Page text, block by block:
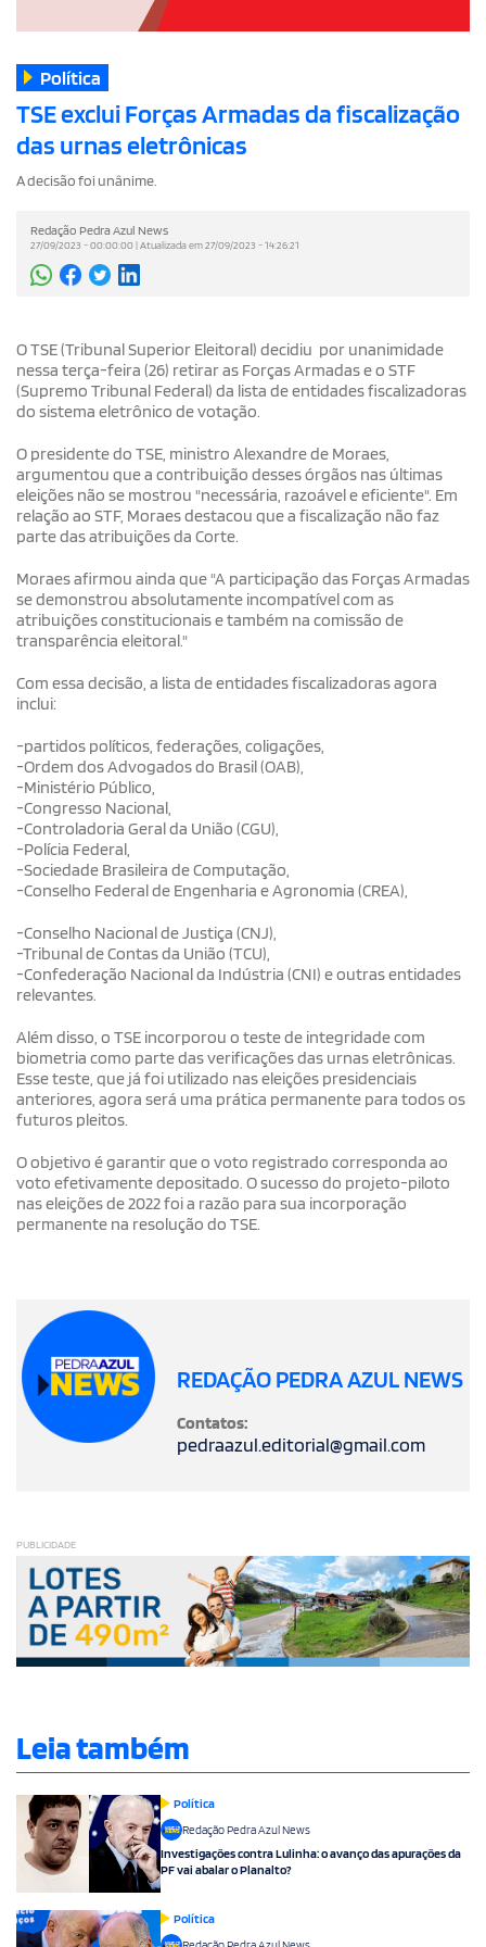
Política
TSE exclui Forças Armadas da fiscalização
das urnas eletrônicas
A decisão foi unânime.
Redação Pedra Azul News
27/09/2023 - 00:00:00 | Atualizada em 27/09/2023 - 14:26:21
O TSE (Tribunal Superior Eleitoral) decidiu por unanimidade
nessa terça-feira (26) retirar as Forças Armadas e o STF
(Supremo Tribunal Federal) da lista de entidades fiscalizadoras
do sistema eletrônico de votação.
O presidente do TSE, ministro Alexandre de Moraes,
argumentou que a contribuição desses órgãos nas últimas
eleições não se mostrou "necessária, razoável e eficiente". Em
relação ao STF, Moraes destacou que a fiscalização não faz
parte das atribuições da Corte.
Moraes afirmou ainda que "A participação das Forças Armadas
se demonstrou absolutamente incompatível com as
atribuições constitucionais e também na comissão de
transparência eleitoral."
Com essa decisão, a lista de entidades fiscalizadoras agora
inclui:
-partidos políticos, federações, coligações,
-Ordem dos Advogados do Brasil (OAB),
-Ministério Público,
-Congresso Nacional,
-Controladoria Geral da União (CGU),
-Polícia Federal,
-Sociedade Brasileira de Computação,
-Conselho Federal de Engenharia e Agronomia (CREA),
-Conselho Nacional de Justiça (CNJ),
-Tribunal de Contas da União (TCU),
-Confederação Nacional da Indústria (CNI) e outras entidades
relevantes.
Além disso, o TSE incorporou o teste de integridade com
biometria como parte das verificações das urnas eletrônicas.
Esse teste, que já foi utilizado nas eleições presidenciais
anteriores, agora será uma prática permanente para todos os
futuros pleitos.
O objetivo é garantir que o voto registrado corresponda ao
voto efetivamente depositado. O sucesso do projeto-piloto
nas eleições de 2022 foi a razão para sua incorporação
permanente na resolução do TSE.
REDAÇÃO PEDRA AZUL NEWS
Contatos:
pedraazul.editorial@gmail.com
PUBLICIDADE
Leia também
Política
Redação Pedra Azul News
Investigações contra Lulinha: o avanço das apurações da
PF vai abalar o Planalto?
Política